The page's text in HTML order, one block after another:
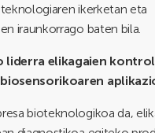
ikerketan eta
iraunkorrago baten bila.
liderra elikagaien
bioteknologikoa da,